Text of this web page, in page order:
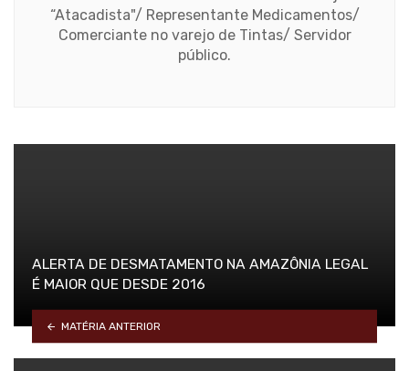
“Atacadista"/ Representante Medicamentos/
Comerciante no varejo de Tintas/ Servidor
público.
ALERTA DE DESMATAMENTO NA AMAZÔNIA LEGAL
É MAIOR QUE DESDE 2016
MATÉRIA ANTERIOR